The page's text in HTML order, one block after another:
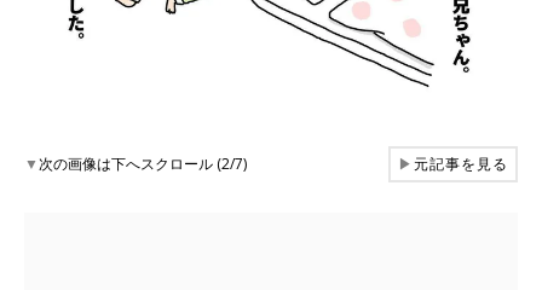
▼次の画像は下へスクロール (2/7) ▶元記事を見る